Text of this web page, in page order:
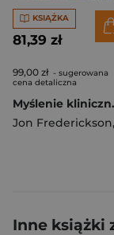
KSIĄŻKA
81,39 zł
99,00 zł - sugerowana
cena detaliczna
Myślenie
Jon Frederickson,
Inne książki